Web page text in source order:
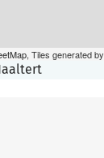
, Tiles generated by